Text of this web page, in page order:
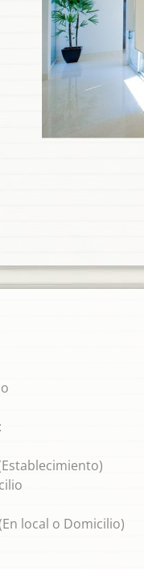
local o Domicilio)